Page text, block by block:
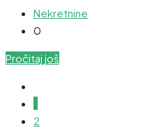
Nekretnine
0
Pročitaj još
2